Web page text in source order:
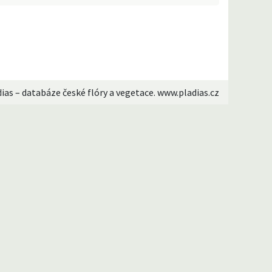
– databáze české flóry a vegetace. www.pladias.cz